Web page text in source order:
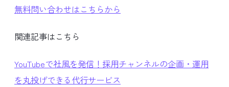
無料問い合わせはこちらから
関連記事はこちら
YouTubeで社風を発信！採用チャンネルの企画・運用
を丸投げできる代行サービス